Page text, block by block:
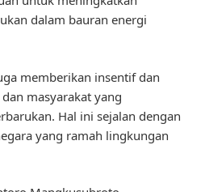
dalam bauran energi
memberikan insentif dan
masyarakat yang
Hal ini sejalan dengan
yang ramah lingkungan